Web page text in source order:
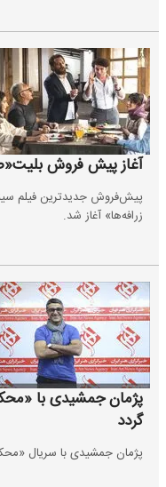
آغاز پیش فروش
پیش‌فروش جدیدترین فیلم
زرافه‌ها» آغاز شد.
پژمان جمشیدی با
گردد
پژمان جمشیدی با سریال